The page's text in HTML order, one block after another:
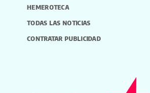
HEMEROTECA
TODAS LAS NOTICIAS
CONTRATAR PUBLICIDAD